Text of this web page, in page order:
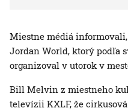
Miestne médiá
Jordan World, ktorý podľa
organizoval v utorok v
Bill Melvin z miestneho
televízii KXLF, že